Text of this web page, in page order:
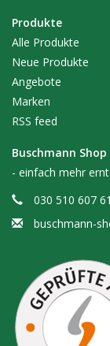
Produkte
Alle Produkte
Neue Produkte
Angebote
Marken
RSS feed
Buschmann Shop
- einfach mehr
030 510 607 61
buschmann-